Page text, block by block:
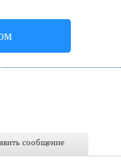
сообщение